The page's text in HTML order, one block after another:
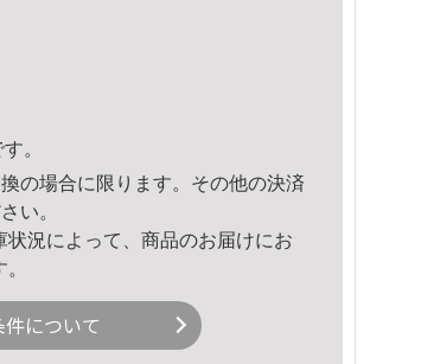
。
の場合に限ります。その他の決済
い。
況によって、商品のお届けにお
について